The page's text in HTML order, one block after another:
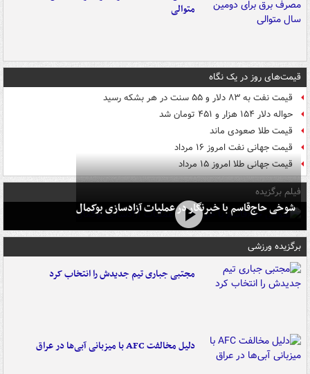
متوالی
قیمت‌های روز در یک نگاه
قیمت نفت به ۸۳ دلار و ۵۵ سنت در هر بشکه رسید
حواله دلار ۱۵۴ هزار و ۴۵۱ تومان شد
قیمت طلا صعودی ماند
قیمت جهانی نفت امروز ۱۶ مرداد
قیمت جهانی طلا امروز ۱۵ مرداد
فیلم برگزیده
شوخی حاج‌قاسم با خبرنگار در عملیات آزادسازی بوکمال
برگزیده ورزشی
مجتبی جباری تیم جدیدش را انتخاب کرد
دلیل مخالفت AFC با میزبانی آبی‌ها در عراق